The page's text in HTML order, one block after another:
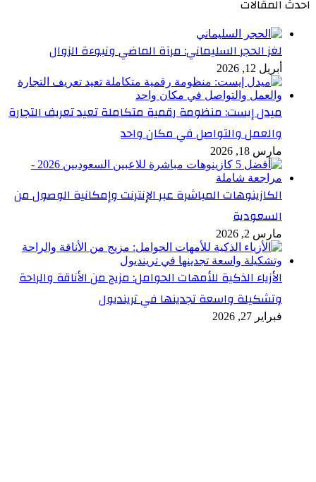
احدث المقالات
لغز الحجر السليماني: مرآة الماضي ونبوءة الزوال
أبريل 12, 2026
ميدل إيست: منظومة رقمية متكاملة تعيد تعريف التجارة
والعمل والتواصل في مكان واحد
مارس 18, 2026
الكازينوهات المباشرة عبر الإنترنت وإمكانية الوصول من
السعودية
مارس 2, 2026
الأزياء الذكية للأمهات الحوامل: مزيج من الأناقة والراحة
وتشكيلة واسعة تجدينها في ترينديول
فبراير 27, 2026